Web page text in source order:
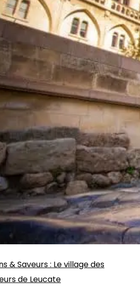
& Saveurs: Le village des
de Leucate